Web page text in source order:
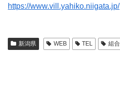
https://www.vill.yahiko.niigata.jp/
新潟県 WEB TEL 組合